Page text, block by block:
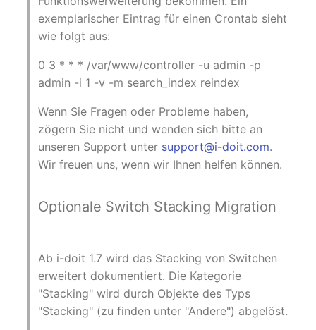
Changelogs 1.14.x
Changelogs 1.12.x
Changelogs 1.11.x
Changelogs 1.10.x
Changelogs 1.7.x
Changelogs 1.6.x
Datenbankschema
Datenbankzugriff
Datenbankzuweisung
Datensicherung
(zugewiesene Objekte)
DHCP
Dienste
Konverter
KVM-Switch
Land
Layer-2-Netz
Leitungsnetz
Lizenzen
Switch Stacking
Variable Reports
(veraltet)
VIVA2 (IT-
Grundschutz)
Workflow
exemplarischer Eintrag für einen Crontab sieht
wie folgt aus:
0 3 * * * /var/www/controller -u admin -p
admin -i 1 -v -m search_index reindex
Wenn Sie Fragen oder Probleme haben,
zögern Sie nicht und wenden sich bitte an
unseren Support unter support@i-doit.com.
Wir freuen uns, wenn wir Ihnen helfen können.
Optionale Switch Stacking Migration
Ab i-doit 1.7 wird das Stacking von Switchen
erweitert dokumentiert. Die Kategorie
"Stacking" wird durch Objekte des Typs
"Stacking" (zu finden unter "Andere") abgelöst.